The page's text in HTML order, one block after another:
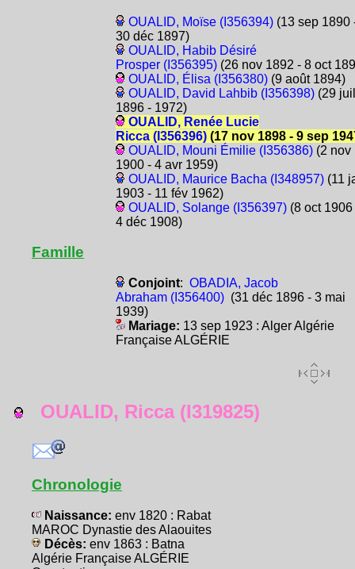
OUALID, Moïse (I356394)(13 sep 1890
30 déc 1897)
OUALID, Habib Désiré
Prosper (I356395)(26 nov 1892 - 8 oct
OUALID, Élisa (I356380)(9 août 1894)
OUALID, David Lahbib (I356398)(29 juil
1896 - 1972)
OUALID, Renée Lucie
Ricca (I356396)(17 nov 1898 - 9 sep
OUALID, Mouni Émilie (I356386)(2 nov
1900 - 4 avr 1959)
OUALID, Maurice Bacha (I348957)(11
1903 - 11 fév 1962)
OUALID, Solange (I356397)(8 oct 1906
4 déc 1908)
Famille
Conjoint: OBADIA, Jacob
Abraham (I356400)(31 déc 1896 - 3 mai
1939)
Mariage: 13 sep 1923 : Alger Algérie
Française ALGÉRIE
OUALID, Ricca (I319825)
Chronologie
Naissance: env 1820 : Rabat
MAROC Dynastie des Alaouites
Décès: env 1863 : Batna
Algérie Française ALGÉRIE